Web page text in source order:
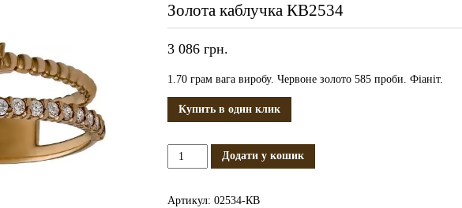
Золота каблучка КВ2534
3 086 грн.
1.70 грам вага виробу. Червоне золото 585 проби. Фіаніт.
Купить в один клик
Золота
каблучка
Додати у кошик
Артикул: 02534-КВ